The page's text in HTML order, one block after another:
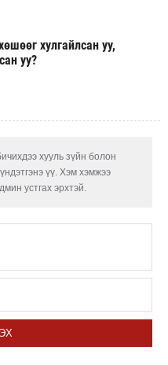
хулгайлсан уу,
уу?
хууль зүйн болон
үү. Хэм хэмжээ
устгах эрхтэй.